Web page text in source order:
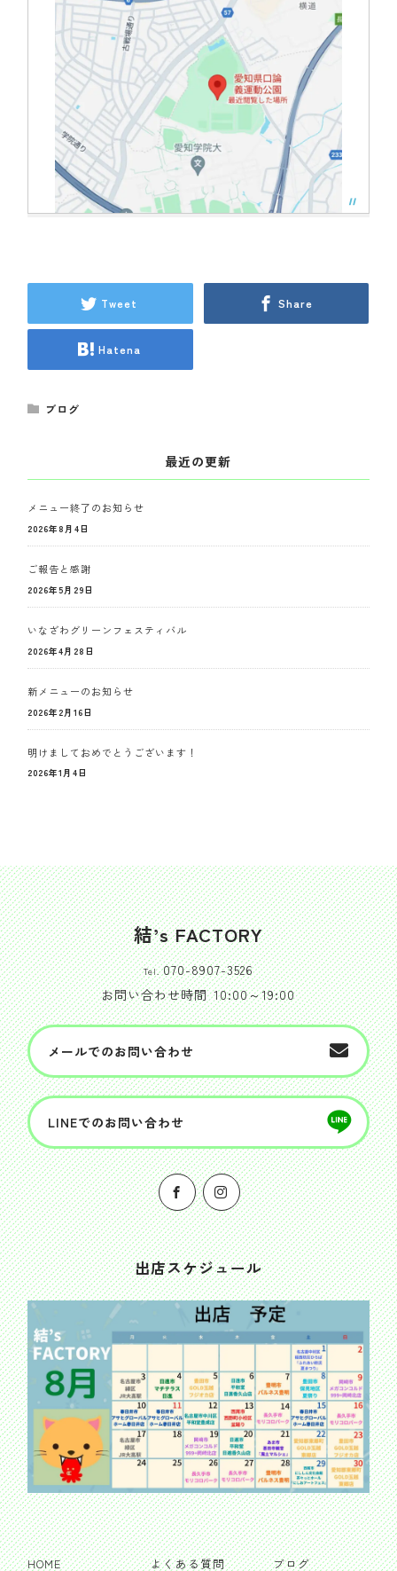
Tweet Share
Hatena
ブログ
最近の更新
メニュー終了のお知らせ
2026年8月4日
ご報告と感謝
2026年5月29日
いなざわグリーンフェスティバル
2026年4月28日
新メニューのお知らせ
2026年2月16日
明けましておめでとうございます！
2026年1月4日
結’s FACTORY
Tel. 070-8907-3526
お問い合わせ時間 10:00～19:00
メールでのお問い合わせ
LINEでのお問い合わせ
出店スケジュール
HOME よくある質問 ブログ